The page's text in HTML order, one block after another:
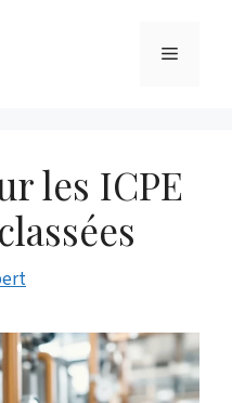
Menu
les ICPE